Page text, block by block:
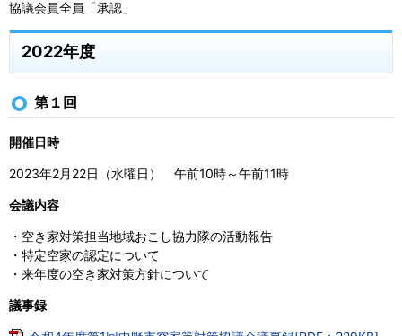
協議会員全員「承認」
2022年度
第１回
開催日時
2023年2月22日（水曜日） 午前10時～午前11時
会議内容
・空き家対策担当地域おこし協力隊の活動報告
・特定空家の認定について
・来年度の空き家対策方針について
議事録